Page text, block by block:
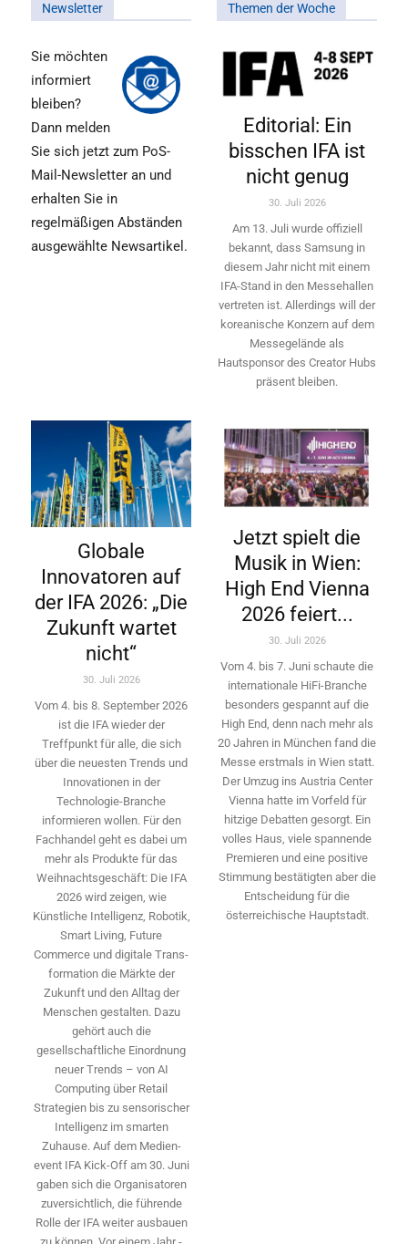
Newsletter
Sie möchten
informiert
bleiben?
Dann melden
Sie sich jetzt zum PoS-
Mail-Newsletter an und
erhalten Sie in
regelmäßigen Abständen
ausgewählte Newsartikel.
Themen der Woche
Editorial: Ein
bisschen IFA ist
nicht genug
30. Juli 2026
Am 13. Juli wurde offiziell
bekannt, dass Samsung in
diesem Jahr nicht mit einem
IFA-Stand in den Messehallen
vertreten ist. Allerdings will ­der
koreanische Konzern auf dem
Messegelände als
Hautsponsor des Creator Hubs
präsent bleiben.
Globale
Innovatoren auf
der IFA 2026: „Die
Zukunft wartet
nicht“
30. Juli 2026
Vom 4. bis 8. September 2026
ist die IFA wieder der
Treffpunkt für alle, die sich
über die neuesten Trends und
Innovationen in der
Technologie-­Branche
informieren wollen. Für den
Fachhandel geht es dabei um
mehr als Produkte für das
Weihnachtsgeschäft: Die IFA
2026 wird ­zeigen, wie
Künstliche Intelligenz, Robotik,
Smart Living, Future
Commerce und digitale Trans­
formation die Märkte der
Zukunft und den Alltag der
Menschen gestalten. Dazu
gehört auch die
gesellschaftliche Einordnung
neuer Trends – von AI
Computing über Retail
Strategien bis zu sensorischer
Intelligenz im smarten
Zuhause. Auf dem Medien­
event IFA Kick-Off am 30. Juni
gaben sich die Organisatoren
zuversichtlich, die führende
Rolle der IFA weiter ausbauen
Jetzt spielt die
Musik in Wien:
High End Vienna
2026 feiert...
30. Juli 2026
Vom 4. bis 7. Juni schaute die
internationale HiFi-Branche
besonders gespannt auf die
High End, denn nach mehr als
20 Jahren in München fand die
Messe erstmals in Wien statt.
Der Umzug ins Austria Center
Vienna hatte im Vorfeld für
hitzige Debatten gesorgt. Ein
volles Haus, viele spannende
Premieren und eine positive
Stimmung bestätigten aber die
Entscheidung für die
österreichische Hauptstadt.